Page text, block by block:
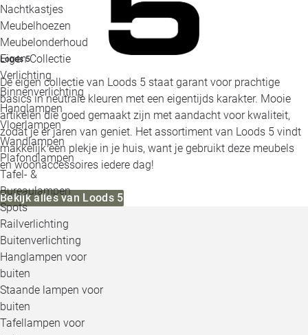
Nachtkastjes
Meubelhoezen
Meubelonderhoud
Eigen Collectie
Verlichting
Binnenverlichting
Hanglampen
Vloerlampen
Wandlampen
Plafondlampen
Tafel- &
Bureaulampen
Spots
Railverlichting
Buitenverlichting
Hanglampen voor
buiten
Staande lampen voor
buiten
Tafellampen voor
Loods 5
De eigen collectie van Loods 5 staat garant voor prachtige
basics in neutrale kleuren met een eigentijds karakter. Mooie
artikelen die goed gemaakt zijn met aandacht voor kwaliteit,
zodat je er jaren van geniet. Het assortiment van Loods 5 vindt
makkelijk een plekje in je huis, want je gebruikt deze meubels
en woonaccessoires iedere dag!
Bekijk alles van Loods 5